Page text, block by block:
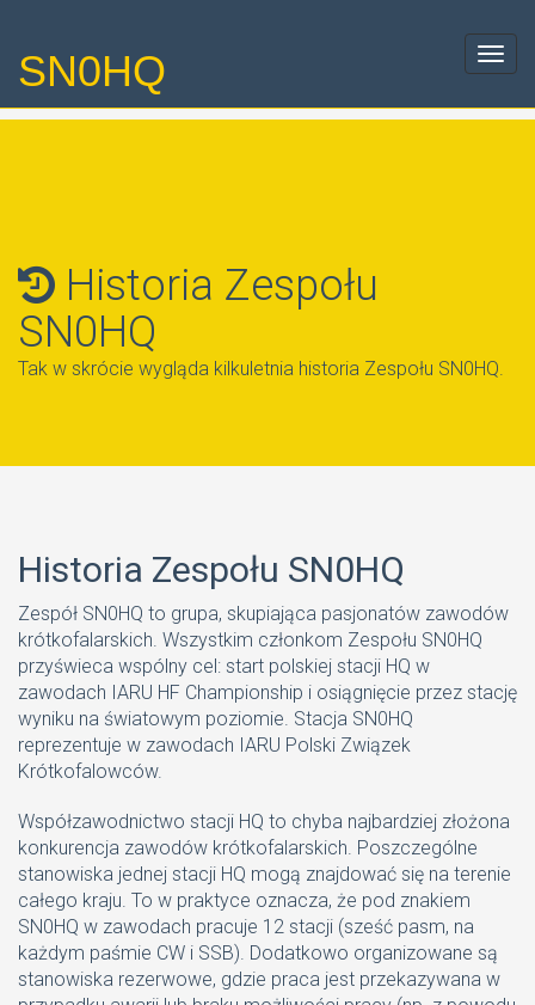
SN0HQ
Historia Zespołu
SN0HQ
Tak w skrócie wygląda kilkuletnia historia Zespołu SN0HQ.
Historia Zespołu SN0HQ
Zespół SN0HQ to grupa, skupiająca pasjonatów zawodów
krótkofalarskich. Wszystkim członkom Zespołu SN0HQ
przyświeca wspólny cel: start polskiej stacji HQ w
zawodach IARU HF Championship i osiągnięcie przez stację
wyniku na światowym poziomie. Stacja SN0HQ
reprezentuje w zawodach IARU Polski Związek
Krótkofalowców.
Współzawodnictwo stacji HQ to chyba najbardziej złożona
konkurencja zawodów krótkofalarskich. Poszczególne
stanowiska jednej stacji HQ mogą znajdować się na terenie
całego kraju. To w praktyce oznacza, że pod znakiem
SN0HQ w zawodach pracuje 12 stacji (sześć pasm, na
każdym paśmie CW i SSB). Dodatkowo organizowane są
stanowiska rezerwowe, gdzie praca jest przekazywana w